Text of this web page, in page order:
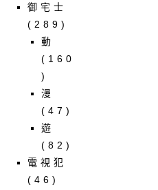
御宅士
(289)
動
(160
)
漫
(47)
遊
(82)
電視犯
(46)